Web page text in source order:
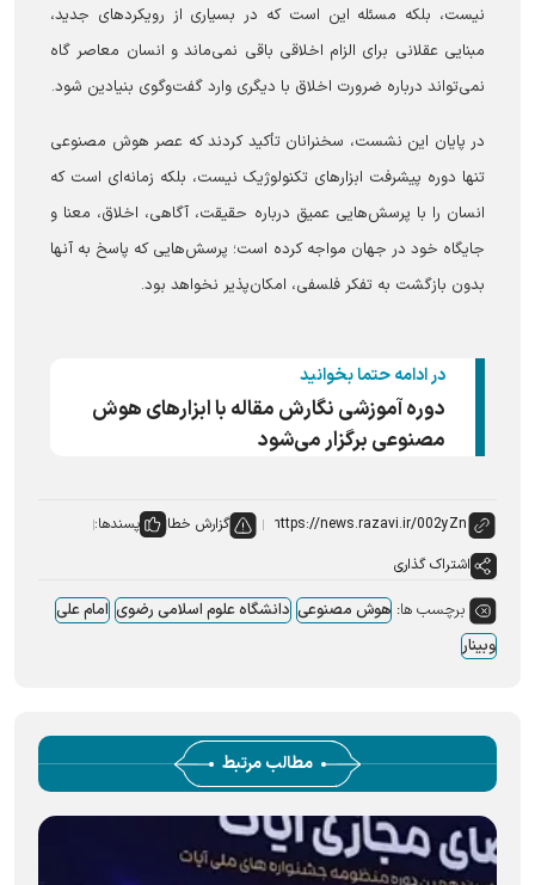
نیست، بلکه مسئله این است که در بسیاری از رویکرد‌های جدید،
مبنایی عقلانی برای الزام اخلاقی باقی نمی‌ماند و انسان معاصر گاه
نمی‌تواند درباره ضرورت اخلاق با دیگری وارد گفت‌وگوی بنیادین شود.
در پایان این نشست، سخنرانان تأکید کردند که عصر هوش مصنوعی
تنها دوره پیشرفت ابزار‌های تکنولوژیک نیست، بلکه زمانه‌ای است که
انسان را با پرسش‌هایی عمیق درباره حقیقت، آگاهی، اخلاق، معنا و
جایگاه خود در جهان مواجه کرده است؛ پرسش‌هایی که پاسخ به آنها
بدون بازگشت به تفکر فلسفی، امکان‌پذیر نخواهد بود.
در ادامه حتما بخوانید
دوره آموزشی نگارش مقاله با ابزار‌های هوش
مصنوعی برگزار می‌شود
گزارش خطا
پسندها:
اشتراک گذاری
برچسب ها: هوش مصنوعی دانشگاه علوم اسلامی رضوی امام علی
وبینار
مطالب مرتبط